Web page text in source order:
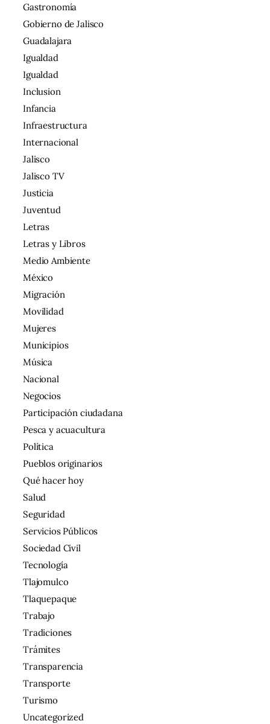
Gastronomía
Gobierno de Jalisco
Guadalajara
Igualdad
Igualdad
Inclusion
Infancia
Infraestructura
Internacional
Jalisco
Jalisco TV
Justicia
Juventud
Letras
Letras y Libros
Medio Ambiente
México
Migración
Movilidad
Mujeres
Municipios
Música
Nacional
Negocios
Participación ciudadana
Pesca y acuacultura
Política
Pueblos originarios
Qué hacer hoy
Salud
Seguridad
Servicios Públicos
Sociedad Civil
Tecnología
Tlajomulco
Tlaquepaque
Trabajo
Tradiciones
Trámites
Transparencia
Transporte
Turismo
Uncategorized